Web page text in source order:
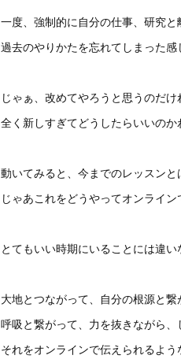
一度、強制的に自分の仕事、研究
過去のやりかたを忘れてしまった感
じゃぁ、改めてやろうと思うのだけ
全く新しすぎてどうしたらいいのか
動いてみると、今までのレッスンと
じゃあこれをどうやってオンライン
とてもいい時期にいることには違い
大地とつながって、自分の根源と繋
呼吸と繋がって、力を抜きながら
それをオンラインで伝えられるよう